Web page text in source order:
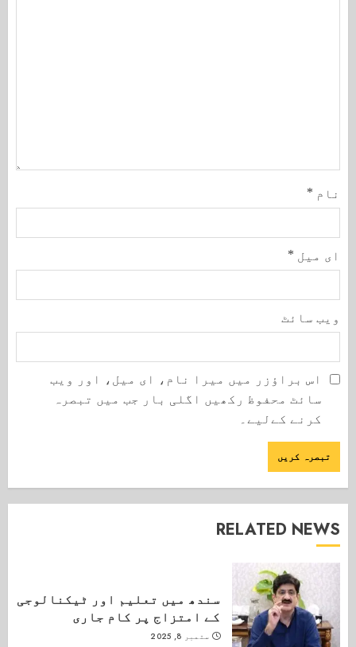
نام *
ای میل *
ویب‌ سائٹ
اس براؤزر میں میرا نام، ای میل، اور ویب
سائٹ محفوظ رکھیں اگلی بار جب میں تبصرہ
کرنے کےلیے۔
RELATED NEWS
سندھ میں تعلیم اور ٹیکنالوجی
کے امتزاج پر کام جاری
ستمبر 8, 2025